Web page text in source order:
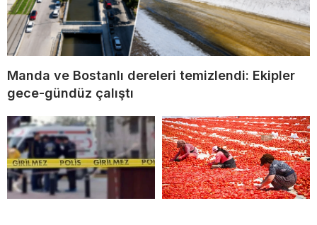
Manda ve Bostanlı dereleri temizlendi: Ekipler
gece-gündüz çalıştı